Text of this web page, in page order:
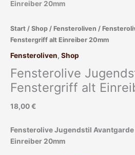
Start / Shop / Fensteroliven /
Fenstergriff alt Einreiber 20mm
Fensteroliven, Shop
Fensterolive
Fenstergriff alt
18,00€
Fensterolive Jugendstil
Einreiber 20mm
Einreiber
Menge